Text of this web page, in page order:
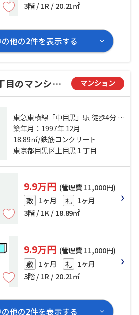
3階 / 1R / 20.21㎡
他の2件を表示する
目黒区上目黒１丁目のマンション マンション
東急東横線「中目黒」駅 徒歩4分 東
急東横線「代官山」駅 徒歩6分 山手
線「恵比寿」駅 徒歩14分
築年月：1997年 12月
18.89㎡/鉄筋コンクリート
東京都目黒区上目黒１丁目
9.9万円 (管理費 11,000円)
敷 1ヶ月 礼 1ヶ月
3階 / 1K / 18.89㎡
9.9万円 (管理費 11,000円)
敷 1ヶ月 礼 1ヶ月
3階 / 1R / 20.21㎡
他の2件を表示する